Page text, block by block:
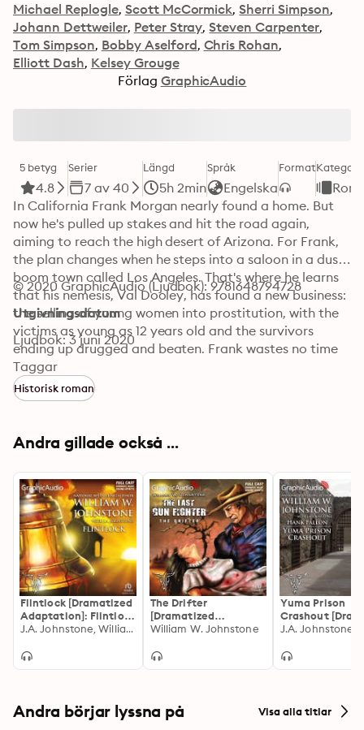
Michael Replogle Scott McCormick Sherri Simpson
Johann Dettweiler Peter Stray Steven Carpenter
Tom Simpson Bobby Aselford Chris Rohan
Elliott Dash Kelsey Grouge
Förlag GraphicAudio
5 betyg
4.8
Serier
7 av 40
Längd
5h 2min
Språk
Engelska
FormatKategori
In California Frank Morgan nearly found a home. But
now he's pulled up stakes and hit the road again,
aiming to reach the high desert of Arizona. For Frank,
the plan changes when he steps into a saloon in a dusty
boom town called Los Angeles. That's where he learns
that his nemesis, Val Dooley, has found a new business:
the selling of young women into prostitution, with the
victims as young as 12 years old and the survivors
ending up drugged and beaten. Frank wastes no time
tracking his enemy, traveling from California to New
Mexico and West Texas. What he doesn't know is that
Val Dooley has been waiting for him all along: for one
of lead…
© 2020 GraphicAudio (Ljudbok): 9781648794728
Utgivningsdatum
Ljudbok: 3 juni 2020
Taggar
Historisk roman
Andra gillade också ...
Flintlock [Dramatized
Adaptation]: Flintlock
1
J.A. Johnstone, William W. Johnstone
The Drifter
[Dramatized
Adaptation]: The Last
William W. Johnstone
Yuma Prison
Crashout
Adaptation]:
Andra börjar lyssna på Visa alla titlar